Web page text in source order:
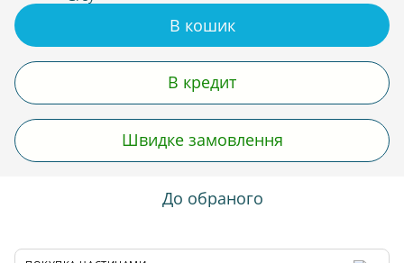
В кошик
В кредит
Швидке замовлення
До обраного